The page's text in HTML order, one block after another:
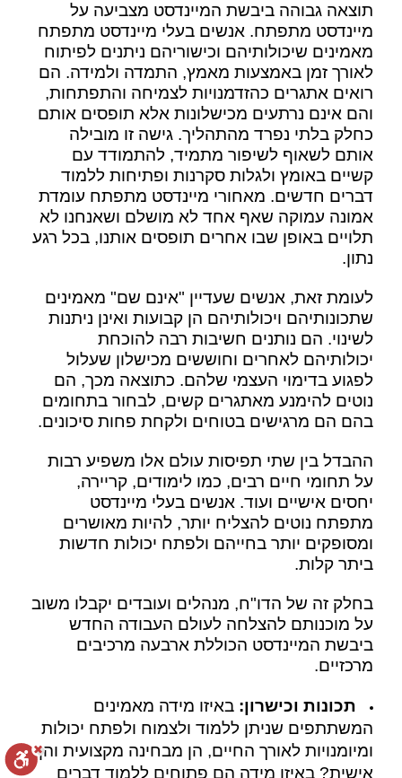
תוצאה גבוהה ביבשת המיינדסט מצביעה על
מיינדסט מתפתח. אנשים בעלי מיינדסט מתפתח
מאמינים שיכולותיהם וכישוריהם ניתנים לפיתוח
לאורך זמן באמצעות מאמץ, התמדה ולמידה. הם
רואים אתגרים כהזדמנויות לצמיחה והתפתחות,
והם אינם נרתעים מכישלונות אלא תופסים אותם
כחלק בלתי נפרד מהתהליך. גישה זו מובילה
אותם לשאוף לשיפור מתמיד, להתמודד עם
קשיים באומץ ולגלות סקרנות ופתיחות ללמוד
דברים חדשים. מאחורי מיינדסט מתפתח עומדת
אמונה עמוקה שאף אחד לא מושלם ושאנחנו לא
תלויים באופן שבו אחרים תופסים אותנו, בכל רגע
נתון.
לעומת זאת, אנשים שעדיין "אינם שם" מאמינים
שתכונותיהם ויכולותיהם הן קבועות ואינן ניתנות
לשינוי. הם נותנים חשיבות רבה להוכחת
יכולותיהם לאחרים וחוששים מכישלון שעלול
לפגוע בדימוי העצמי שלהם. כתוצאה מכך, הם
נוטים להימנע מאתגרים קשים, לבחור בתחומים
בהם הם מרגישים בטוחים ולקחת פחות סיכונים.
ההבדל בין שתי תפיסות עולם אלו משפיע רבות
על תחומי חיים רבים, כמו לימודים, קריירה,
יחסים אישיים ועוד. אנשים בעלי מיינדסט
מתפתח נוטים להצליח יותר, להיות מאושרים
ומסופקים יותר בחייהם ולפתח יכולות חדשות
ביתר קלות.
בחלק זה של הדו"ח, מנהלים ועובדים יקבלו משוב
על מוכנותם להצלחה לעולם העבודה החדש
ביבשת המיינדסט הכוללת ארבעה מרכיבים
מרכזיים.
תכונות וכישרון: באיזו מידה מאמינים
המשתתפים שניתן ללמוד ולצמוח ולפתח יכולות
ומיומנויות לאורך החיים, הן מבחינה מקצועית והן
אישית? באיזו מידה הם פתוחים ללמוד דברים